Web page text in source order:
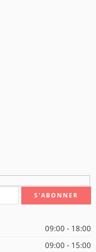
09:00 - 18:00
09:00 - 15:00